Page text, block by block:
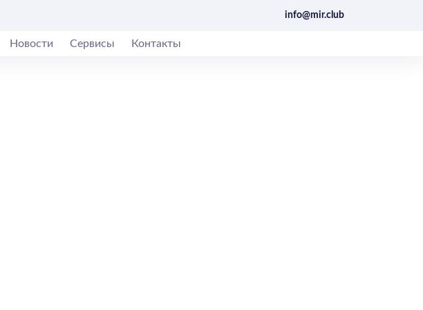
info@mir.club
Новости Сервисы Контакты